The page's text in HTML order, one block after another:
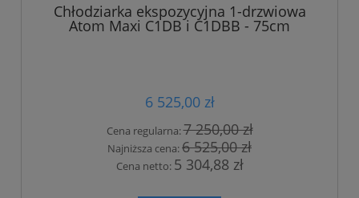
Chłodziarka ekspozycyjna 1-drzwiowa
Atom Maxi C1DB i C1DBB - 75cm
6 525,00 zł
Cena regularna:7 250,00 zł
Najniższa cena:6 525,00 zł
Cena netto: 5 304,88 zł